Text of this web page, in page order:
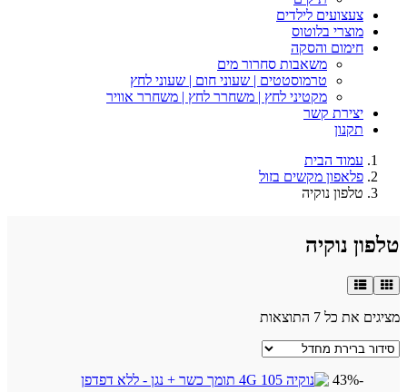
צעצועים לילדים
מוצרי בלוטוס
חימום והסקה
משאבות סחרור מים
טרמוסטטים | שעוני חום | שעוני לחץ
מקטיני לחץ | משחרר לחץ | משחרר אוויר
יצירת קשר
תקנון
עמוד הבית
פלאפון מקשים בזול
טלפון נוקיה
טלפון נוקיה
מציגים את כל ⁦7⁩ התוצאות
-43%